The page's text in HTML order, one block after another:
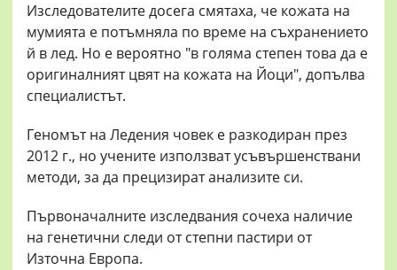
Изследователите досега смятаха, че кожата на
мумията е потъмняла по време на съхранението
й в лед. Но е вероятно "в голяма степен това да е
оригиналният цвят на кожата на Йоци", допълва
специалистът.
Геномът на Ледения човек е разкодиран през
2012 г., но учените използват усъвършенствани
методи, за да прецизират анализите си.
Първоначалните изследвания сочеха наличие
на генетични следи от степни пастири от
Източна Европа.